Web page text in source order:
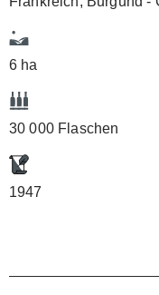
6 ha
30 000 Flaschen
1947